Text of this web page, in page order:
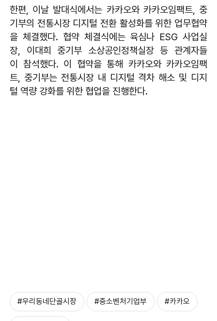
한편, 이날 발대식에서는 카카오와 카카오임팩트, 중
기부의 전통시장 디지털 전환 활성화를 위한 업무협약
을 체결했다. 협약 체결식에는 육심나 ESG 사업실
장, 이대희 중기부 소상공인정책실장 등 관계자들
이 참석했다. 이 협약을 통해 카카오와 카카오임팩
트, 중기부는 전통시장 내 디지털 격차 해소 및 디지
털 역량 강화를 위한 협업을 진행한다.
#우리동네단골시장 #중소벤처기업부 #카카오